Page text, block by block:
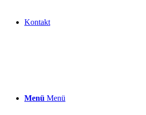
Kontakt
Menü Menü